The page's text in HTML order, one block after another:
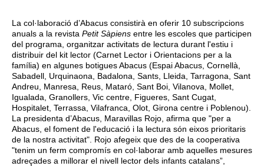
La col·laboració d’Abacus consistirà en oferir 10 subscripcions
anuals a la revista Petit Sàpiens entre les escoles que participen
del programa, organitzar activitats de lectura durant l'estiu i
distribuir del kit lector (Carnet Lector i Orientacions per a la
família) en algunes botigues Abacus (Espai Abacus, Cornellà,
Sabadell, Urquinaona, Badalona, Sants, Lleida, Tarragona, Sant
Andreu, Manresa, Reus, Mataró, Sant Boi, Vilanova, Mollet,
Igualada, Granollers, Vic centre, Figueres, Sant Cugat,
Hospitalet, Terrassa, Vilafranca, Olot, Girona centre i Poblenou).
La presidenta d’Abacus, Maravillas Rojo, afirma que "per a
Abacus, el foment de l'educació i la lectura són eixos prioritaris
de la nostra activitat". Rojo afegeix que des de la cooperativa
"tenim un ferm compromís en col·laborar amb aquelles mesures
adreçades a millorar el nivell lector dels infants catalans”,